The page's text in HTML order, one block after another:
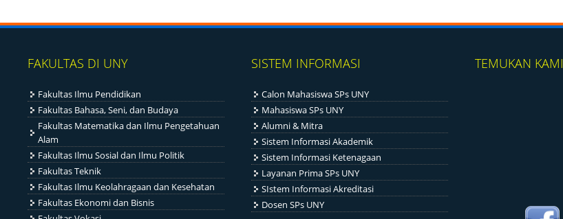
FAKULTAS DI UNY
Fakultas Ilmu Pendidikan
Fakultas Bahasa, Seni, dan Budaya
Fakultas Matematika dan Ilmu Pengetahuan
Alam
Fakultas Ilmu Sosial dan Ilmu Politik
Fakultas Teknik
Fakultas Ilmu Keolahragaan dan Kesehatan
Fakultas Ekonomi dan Bisnis
SISTEM INFORMASI
Calon Mahasiswa SPs UNY
Mahasiswa SPs UNY
Alumni & Mitra
Sistem Informasi Akademik
Sistem Informasi Ketenagaan
Layanan Prima SPs UNY
SIstem Informasi Akreditasi
Dosen SPs UNY
TEMUKAN KAMI